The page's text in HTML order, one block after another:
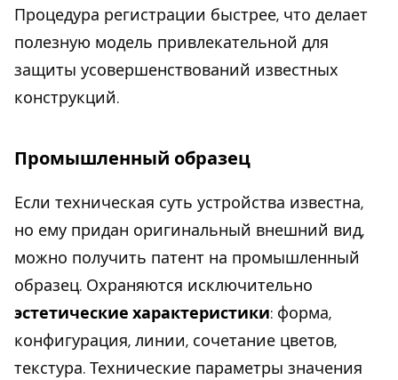
Процедура регистрации быстрее, что делает
полезную модель привлекательной для
защиты усовершенствований известных
конструкций.
Промышленный образец
Если техническая суть устройства известна,
но ему придан оригинальный внешний вид,
можно получить патент на промышленный
образец. Охраняются исключительно
эстетические характеристики: форма,
конфигурация, линии, сочетание цветов,
текстура. Технические параметры значения